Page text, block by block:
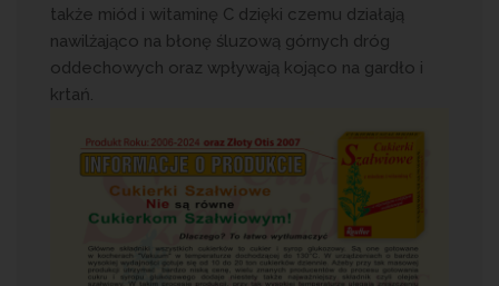
także miód i witaminę C dzięki czemu działają
nawilżająco na błonę śluzową górnych dróg
oddechowych oraz wpływają kojąco na gardło i
krtań.